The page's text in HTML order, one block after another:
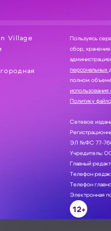
Village
Пользуясь
сбор, хранение и обработку ваших персональных данных
персональных
полном
использования
Политику
Сетевое
ЭЛ №ФС 77-
Учредитель:
Главный
Телефон
Телефон
Электронная
12+